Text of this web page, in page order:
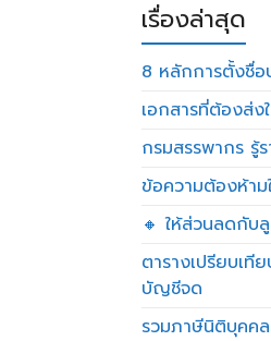
เรื่องล่าสุด
8 หลักการตั้งชื่
เอกสารที่ต้องส่
กรมสรรพากร รู้ร
ข้อความต้องห้า
🔸 ให้ส่วนลดกับ
ตารางเปรียบเ
บัญชีจด
รวมภาษีนิติบุคค